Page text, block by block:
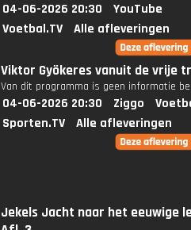
04-06-2026 20:30
YouTube
Voetbal.TV
Alle afleveringen
Viktor Gyökeres vanuit de vrije
Van dit programma is geen informatie
04-06-2026 20:30 Ziggo
Sporten.TV
Alle afleveringen
Jekels Jacht naar het eeuwige